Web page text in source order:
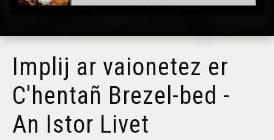
An douar plaen - An Istor Livet
Kemeridigezh ar Bastille - An Istor Livet
An Amerindianed - An Istor Livet
Implij ar vaionetez er
C'hentañ Brezel-bed -
An Istor Livet